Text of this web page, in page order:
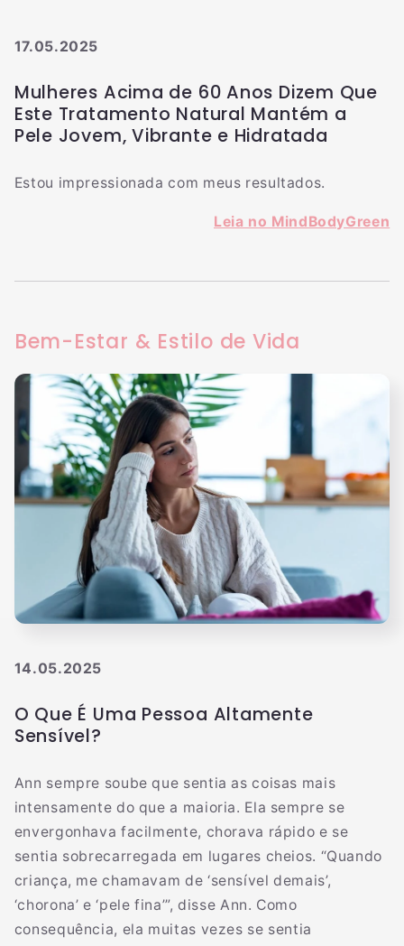
17.05.2025
Mulheres Acima de 60 Anos Dizem Que
Este Tratamento Natural Mantém a
Pele Jovem, Vibrante e Hidratada
Estou impressionada com meus resultados.
Leia no MindBodyGreen
Bem-Estar & Estilo de Vida
14.05.2025
O Que É Uma Pessoa Altamente
Sensível?
Ann sempre soube que sentia as coisas mais
intensamente do que a maioria. Ela sempre se
envergonhava facilmente, chorava rápido e se
sentia sobrecarregada em lugares cheios. “Quando
criança, me chamavam de ‘sensível demais’,
‘chorona’ e ‘pele fina’”, disse Ann. Como
consequência, ela muitas vezes se sentia